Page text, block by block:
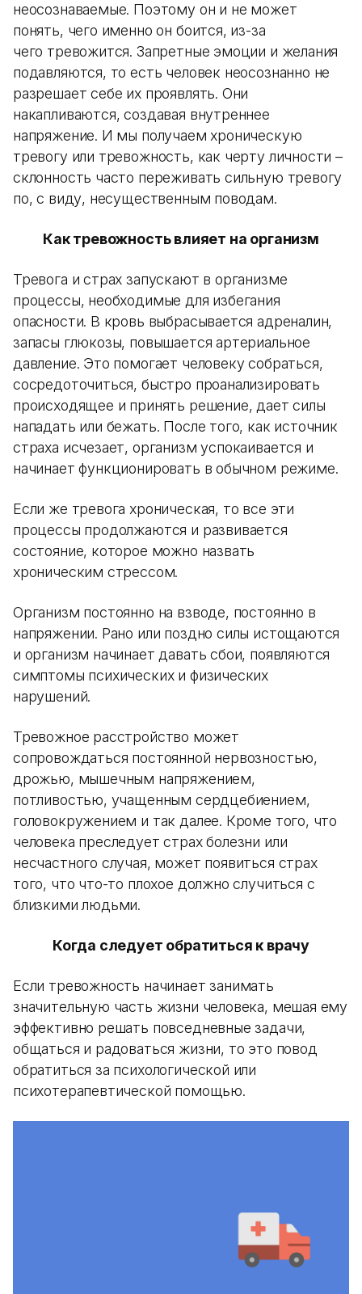
неосознаваемые. Поэтому он и не может
понять, чего именно он боится, из-за
чего тревожится. Запретные эмоции и желания
подавляются, то есть человек неосознанно не
разрешает себе их проявлять. Они
накапливаются, создавая внутреннее
напряжение. И мы получаем хроническую
тревогу или тревожность, как черту личности –
склонность часто переживать сильную тревогу
по, с виду, несущественным поводам.
Как тревожность влияет на организм
Тревога и страх запускают в организме
процессы, необходимые для избегания
опасности. В кровь выбрасывается адреналин,
запасы глюкозы, повышается артериальное
давление. Это помогает человеку собраться,
сосредоточиться, быстро проанализировать
происходящее и принять решение, дает силы
нападать или бежать. После того, как источник
страха исчезает, организм успокаивается и
начинает функционировать в обычном режиме.
Если же тревога хроническая, то все эти
процессы продолжаются и развивается
состояние, которое можно назвать
хроническим стрессом.
Организм постоянно на взводе, постоянно в
напряжении. Рано или поздно силы истощаются
и организм начинает давать сбои, появляются
симптомы психических и физических
нарушений.
Тревожное расстройство может
сопровождаться постоянной нервозностью,
дрожью, мышечным напряжением,
потливостью, учащенным сердцебиением,
головокружением и так далее. Кроме того, что
человека преследует страх болезни или
несчастного случая, может появиться страх
того, что что-то плохое должно случиться с
близкими людьми.
Когда следует обратиться к врачу
Если тревожность начинает занимать
значительную часть жизни человека, мешая ему
эффективно решать повседневные задачи,
общаться и радоваться жизни, то это повод
обратиться за психологической или
психотерапевтической помощью.